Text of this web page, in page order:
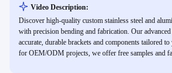
Video Description:
Discover high-quality custom stainless steel and
with precision bending and fabrication. Our
accurate, durable brackets and components tailored
for OEM/ODM projects, we offer free samples and